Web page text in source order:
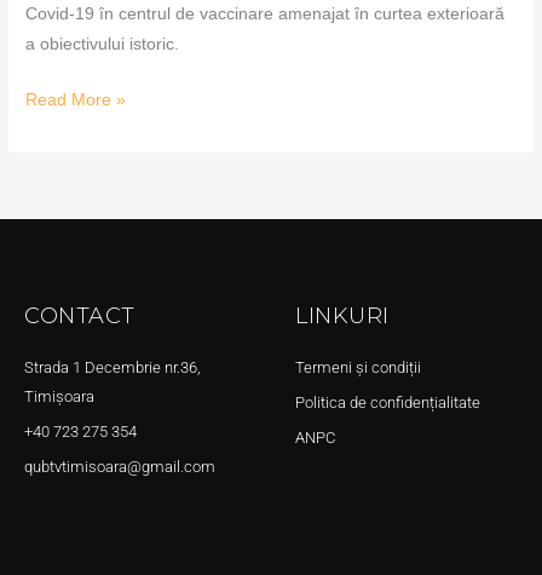
Covid-19 în centrul de vaccinare amenajat în curtea exterioară
a obiectivului istoric.
Read More »
CONTACT
Strada 1 Decembrie nr.36,
Timișoara
+40 723 275 354
qubtvtimisoara@gmail.com
LINKURI
Termeni și condiții
Politica de confidențialitate
ANPC